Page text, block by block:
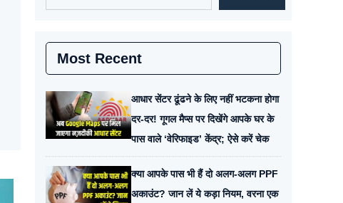
Most Recent
आधार सेंटर ढूंढने के लिए नहीं भटकना होगा
दर-दर! गूगल मैप्स पर दिखेंगे आपके घर के
पास वाले ‘वेरिफाइड’ केंद्र; ऐसे करें चेक
क्या आपके पास भी हैं दो अलग-अलग PPF
अकाउंट? जान लें ये कड़ा नियम, वरना एक